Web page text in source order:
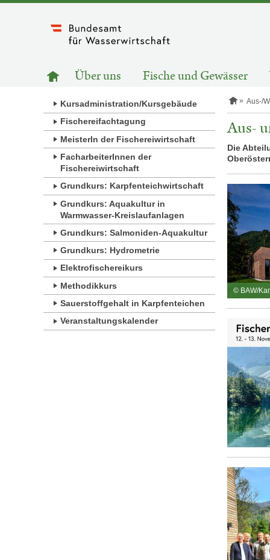
HAUPTNAVIGATION
Zur
Startseite
Über uns Fische und Gewässer
Kursadministration/Kursgebäude
Fischereifachtagung
MeisterIn der Fischereiwirtschaft
FacharbeiterInnen der
Fischereiwirtschaft
Grundkurs: Karpfenteichwirtschaft
Grundkurs: Aquakultur in
Warmwasser-Kreislaufanlagen
Grundkurs: Salmoniden-Aquakultur
Grundkurs: Hydrometrie
Elektrofischereikurs
Methodikkurs
Sauerstoffgehalt in Karpfenteichen
Veranstaltungskalender
S
r
s
e
Aus-/
Aus-
Die
© BAW/